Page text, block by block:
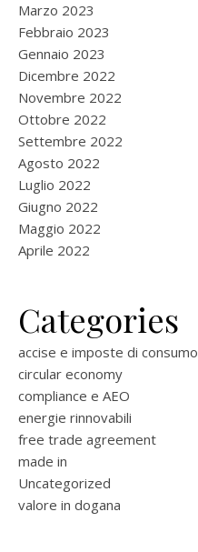
Marzo 2023
Febbraio 2023
Gennaio 2023
Dicembre 2022
Novembre 2022
Ottobre 2022
Settembre 2022
Agosto 2022
Luglio 2022
Giugno 2022
Maggio 2022
Aprile 2022
Categories
accise e imposte di consumo
circular economy
compliance e AEO
energie rinnovabili
free trade agreement
made in
Uncategorized
valore in dogana